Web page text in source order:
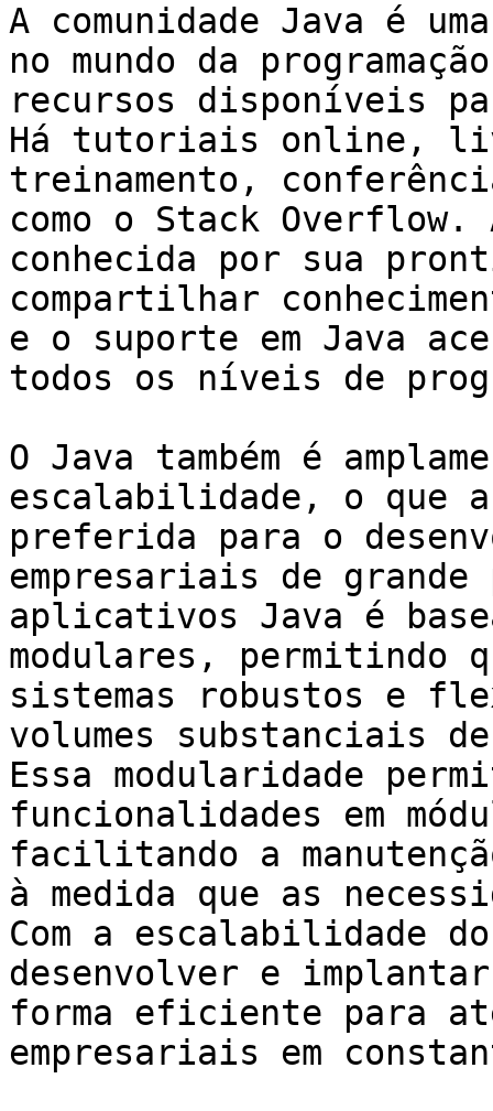
A comunidade Java é
no mundo da
recursos disponíveis
Há tutoriais online,
treinamento,
como o Stack Overflow.
conhecida por sua
compartilhar
e o suporte em Java
todos os níveis de
O Java também é
escalabilidade, o que
preferida para o
empresariais de
aplicativos Java é
modulares, permitindo
sistemas robustos e
volumes substanciais
Essa modularidade
funcionalidades em
facilitando a
à medida que as
Com a escalabilidade
desenvolver e
forma eficiente para
empresariais em